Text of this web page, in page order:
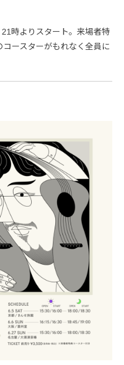
時よりスタート。来場者特
ースターがもれなく全員に